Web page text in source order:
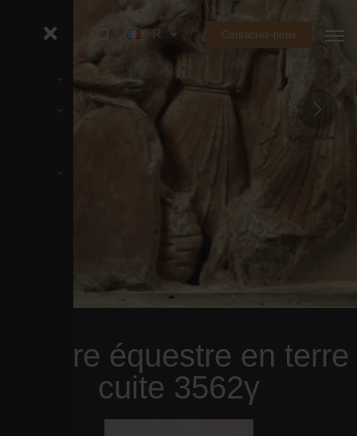
FR Contactez-nous
Satyre équestre en terre
cuite 3562γ